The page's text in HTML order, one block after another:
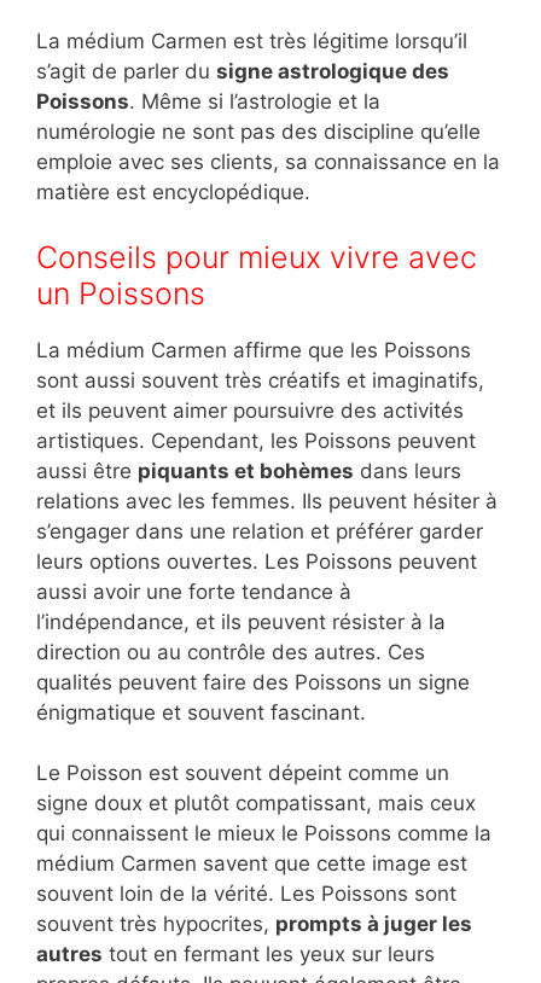
La médium Carmen est très légitime lorsqu’il
s’agit de parler du signe astrologique des
Poissons. Même si l’astrologie et la
numérologie ne sont pas des discipline qu’elle
emploie avec ses clients, sa connaissance en la
matière est encyclopédique.
Conseils pour mieux vivre avec
un Poissons
La médium Carmen affirme que les Poissons
sont aussi souvent très créatifs et imaginatifs,
et ils peuvent aimer poursuivre des activités
artistiques. Cependant, les Poissons peuvent
aussi être piquants et bohèmes dans leurs
relations avec les femmes. Ils peuvent hésiter à
s’engager dans une relation et préférer garder
leurs options ouvertes. Les Poissons peuvent
aussi avoir une forte tendance à
l’indépendance, et ils peuvent résister à la
direction ou au contrôle des autres. Ces
qualités peuvent faire des Poissons un signe
énigmatique et souvent fascinant.
Le Poisson est souvent dépeint comme un
signe doux et plutôt compatissant, mais ceux
qui connaissent le mieux le Poissons comme la
médium Carmen savent que cette image est
souvent loin de la vérité. Les Poissons sont
souvent très hypocrites, prompts à juger les
autres tout en fermant les yeux sur leurs